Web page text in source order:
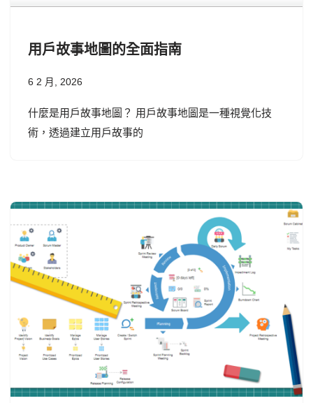
用戶故事地圖的全面指南
6 2 月, 2026
什麼是用戶故事地圖？ 用戶故事地圖是一種視覺化技
術，透過建立用戶故事的